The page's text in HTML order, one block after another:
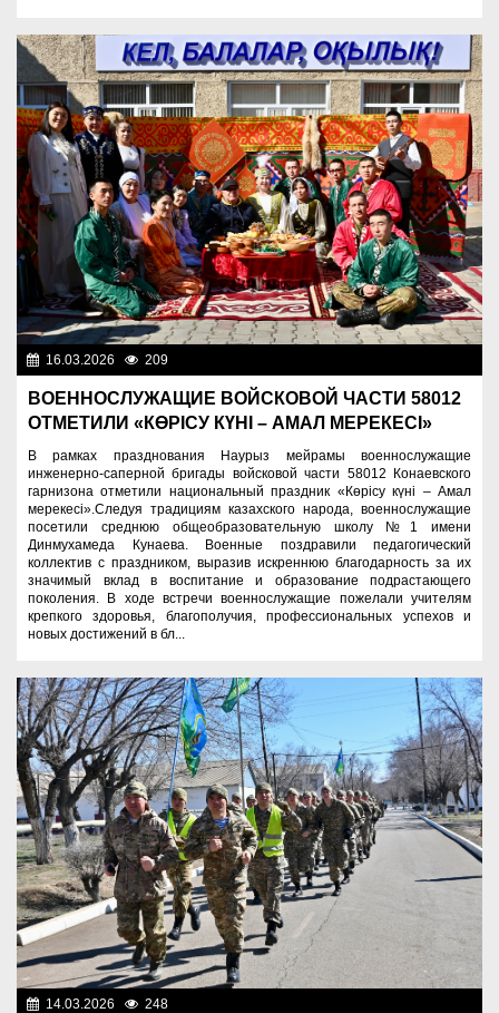
16.03.2026 209
ВОЕННОСЛУЖАЩИЕ ВОЙСКОВОЙ ЧАСТИ 58012
ОТМЕТИЛИ «КӨРІСУ КҮНІ – АМАЛ МЕРЕКЕСІ»
В рамках празднования Наурыз мейрамы военнослужащие
инженерно-саперной бригады войсковой части 58012 Конаевского
гарнизона отметили национальный праздник «Көрісу күні – Амал
мерекесі».Следуя традициям казахского народа, военнослужащие
посетили среднюю общеобразовательную школу №1 имени
Динмухамеда Кунаева. Военные поздравили педагогический
коллектив с праздником, выразив искреннюю благодарность за их
значимый вклад в воспитание и образование подрастающего
поколения. В ходе встречи военнослужащие пожелали учителям
крепкого здоровья, благополучия, профессиональных успехов и
новых достижений в бл...
14.03.2026 248